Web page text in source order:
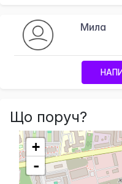
Мила
Що поруч?
+
-